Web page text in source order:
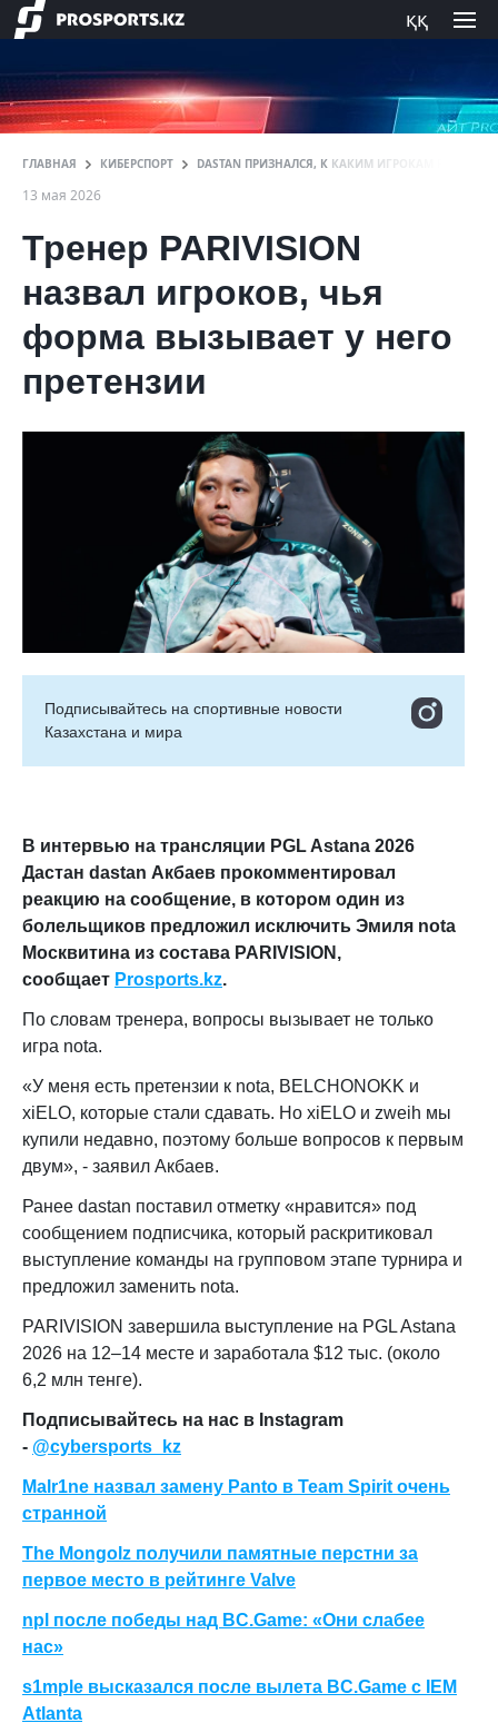
ққ
ГЛАВНАЯ КИБЕРСПОРТ DASTAN ПРИЗНАЛСЯ, К КАКИМ ИГРОКАМ
13 мая 2026
Тренер PARIVISION
назвал игроков, чья
форма вызывает у него
претензии
Подписывайтесь на cпортивные новости
Казахстана и мира
В интервью на трансляции PGL Astana 2026
Дастан dastan Акбаев прокомментировал
реакцию на сообщение, в котором один из
болельщиков предложил исключить Эмиля nota
Москвитина из состава PARIVISION ,
сообщает Prosports.kz.
По словам тренера, вопросы вызывает не только
игра nota.
«У меня есть претензии к nota, BELCHONOKK и
xiELO, которые стали сдавать. Но xiELO и zweih мы
купили недавно, поэтому больше вопросов к первым
двум», - заявил Акбаев.
Ранее dastan поставил отметку «нравится» под
сообщением подписчика, который раскритиковал
выступление команды на групповом этапе турнира и
предложил заменить nota.
PARIVISION завершила выступление на PGL Astana
2026 на 12–14 месте и заработала $12 тыс. (около
6,2 млн тенге).
Подписывайтесь на нас в Instagram
- @cybersports_kz
Malr1ne назвал замену Panto в Team Spirit очень
странной
The Mongolz получили памятные перстни за
первое место в рейтинге Valve
npl после победы над BC.Game: «Они слабее
нас»
s1mple высказался после вылета BC.Game с IEM
Atlanta